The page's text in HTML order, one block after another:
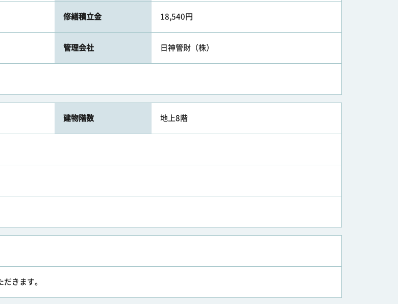
修繕積立金 18,540円
管理会社 日神管財（株）
建物階数 地上8階
きます。